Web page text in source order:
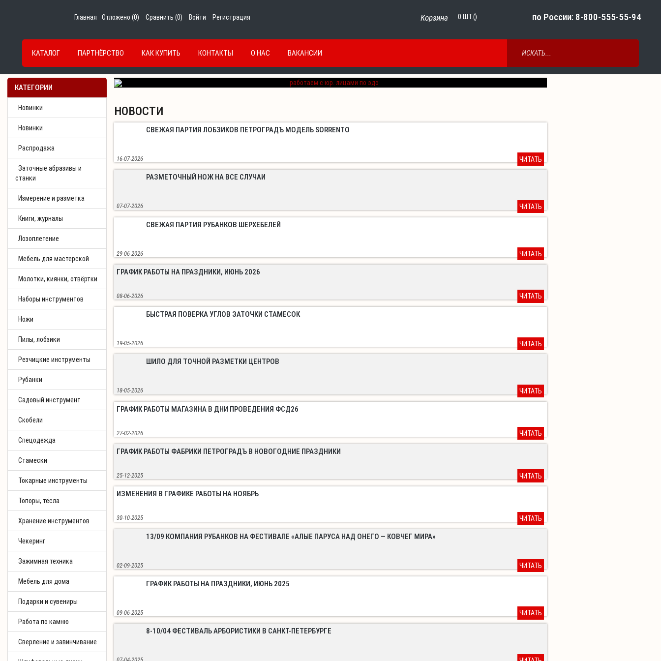
Главная Отложено (0) Сравнить (0) Войти Регистрация Корзина 0 ШТ.() по России: 8-800-555-55-94
КАТАЛОГ ПАРТНЁРСТВО КАК КУПИТЬ КОНТАКТЫ О НАС ВАКАНСИИ
КАТЕГОРИИ
Новинки
Новинки
Распродажа
Заточные абразивы и
станки
Измерение и разметка
Книги, журналы
Лозоплетение
Мебель для мастерской
Молотки, киянки, отвёртки
Наборы инструментов
Ножи
Пилы, лобзики
Резчицкие инструменты
Рубанки
Садовый инструмент
Скобели
Спецодежда
Стамески
Токарные инструменты
Топоры, тёсла
Хранение инструментов
Чекеринг
Зажимная техника
Мебель для дома
Подарки и сувениры
Работа по камню
Сверление и завинчивание
Previous Next
НОВОСТИ
СВЕЖАЯ ПАРТИЯ ЛОБЗИКОВ ПЕТРОГРАДЪ МОДЕЛЬ SORRENTO
16-07-2026 ЧИТАТЬ
РАЗМЕТОЧНЫЙ НОЖ НА ВСЕ СЛУЧАИ
07-07-2026 ЧИТАТЬ
СВЕЖАЯ ПАРТИЯ РУБАНКОВ ШЕРХЕБЕЛЕЙ
29-06-2026 ЧИТАТЬ
ГРАФИК РАБОТЫ НА ПРАЗДНИКИ, ИЮНЬ 2026
08-06-2026 ЧИТАТЬ
БЫСТРАЯ ПОВЕРКА УГЛОВ ЗАТОЧКИ СТАМЕСОК
19-05-2026 ЧИТАТЬ
ШИЛО ДЛЯ ТОЧНОЙ РАЗМЕТКИ ЦЕНТРОВ
18-05-2026 ЧИТАТЬ
ГРАФИК РАБОТЫ МАГАЗИНА В ДНИ ПРОВЕДЕНИЯ ФСД26
27-02-2026 ЧИТАТЬ
ГРАФИК РАБОТЫ ФАБРИКИ ПЕТРОГРАДЪ В НОВОГОДНИЕ ПРАЗДНИКИ
25-12-2025 ЧИТАТЬ
ИЗМЕНЕНИЯ В ГРАФИКЕ РАБОТЫ НА НОЯБРЬ
30-10-2025 ЧИТАТЬ
13/09 КОМПАНИЯ РУБАНКОВ НА ФЕСТИВАЛЕ «АЛЫЕ ПАРУСА НАД ОНЕГО — КОВЧЕГ МИРА»
02-09-2025 ЧИТАТЬ
ГРАФИК РАБОТЫ НА ПРАЗДНИКИ, ИЮНЬ 2025
09-06-2025 ЧИТАТЬ
8-10/04 ФЕСТИВАЛЬ АРБОРИСТИКИ В САНКТ-ПЕТЕРБУРГЕ